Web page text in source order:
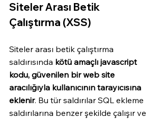
Siteler Arası Betik
Çalıştırma (XSS)
Siteler arası betik çalıştırma
saldırısında kötü amaçlı javascript
kodu, güvenilen bir web site
aracılığıyla kullanıcının tarayıcısına
eklenir. Bu tür saldırılar SQL ekleme
saldırılarına benzer şekilde çalışır ve